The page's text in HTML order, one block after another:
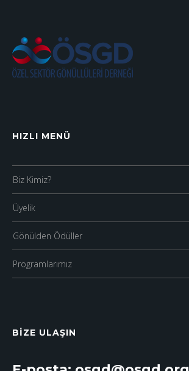
HIZLI MENÜ
Biz Kimiz?
Üyelik
Gönülden Ödüller
Programlarımız
BIZE ULAŞIN